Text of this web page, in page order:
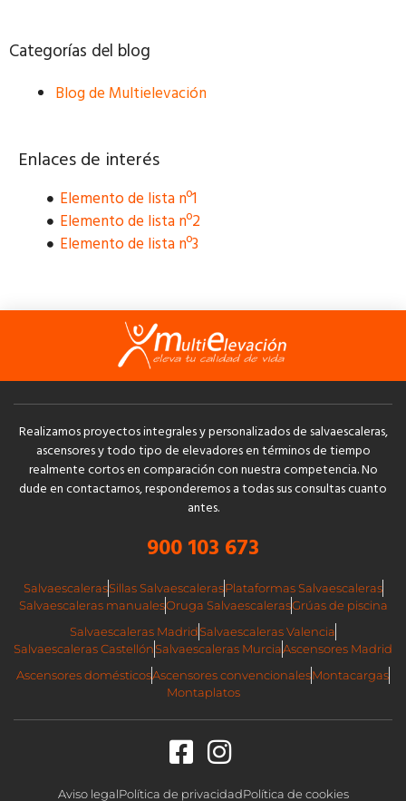
Categorías del blog
Blog de Multielevación
Enlaces de interés
Elemento de lista nº1
Elemento de lista nº2
Elemento de lista nº3
Realizamos proyectos integrales y personalizados de salvaescaleras,
ascensores y todo tipo de elevadores en términos de tiempo
realmente cortos en comparación con nuestra competencia. No
dude en contactarnos, responderemos a todas sus consultas cuanto
antes.
900 103 673
SalvaescalerasSillas SalvaescalerasPlataformas Salvaescaleras
Salvaescaleras manualesOruga SalvaescalerasGrúas de piscina
Salvaescaleras MadridSalvaescaleras Valencia
Salvaescaleras CastellónSalvaescaleras MurciaAscensores Madrid
Ascensores domésticosAscensores convencionalesMontacargas
Montaplatos
Aviso legalPolítica de privacidadPolítica de cookies